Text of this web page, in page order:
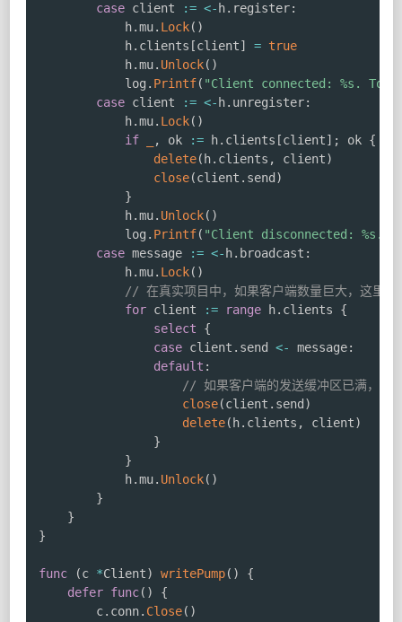
case client := <- h. register:
			h
.mu. Lock( )
			h
. clients [client] = true
			h
.mu. Unlock( )
			log
. Printf( "Client connected: %s.
case client := <- h. unregister:
			h
.mu. Lock( )
if
, ok := h. clients [client] ; ok {
delete( h. clients , client)
close(client . send )
}
			h
.mu. Unlock( )
			log
. Printf( "Client disconnected: %s.
case message := <- h. broadcast :
			h
.mu. Lock( )
// 在真实项目中，如果客户端数量巨大，这里的
for client := range h. clients {
select
{
case client . send <- message:
default :
// 如果客户端的发送缓冲区已满，则
close(client . send )
delete( h. clients , client)
}
}
			h
.mu. Unlock( )
}
}
}
func (c *Client) writePump( )
{
defer func( )
{
		c
. conn. Close( )